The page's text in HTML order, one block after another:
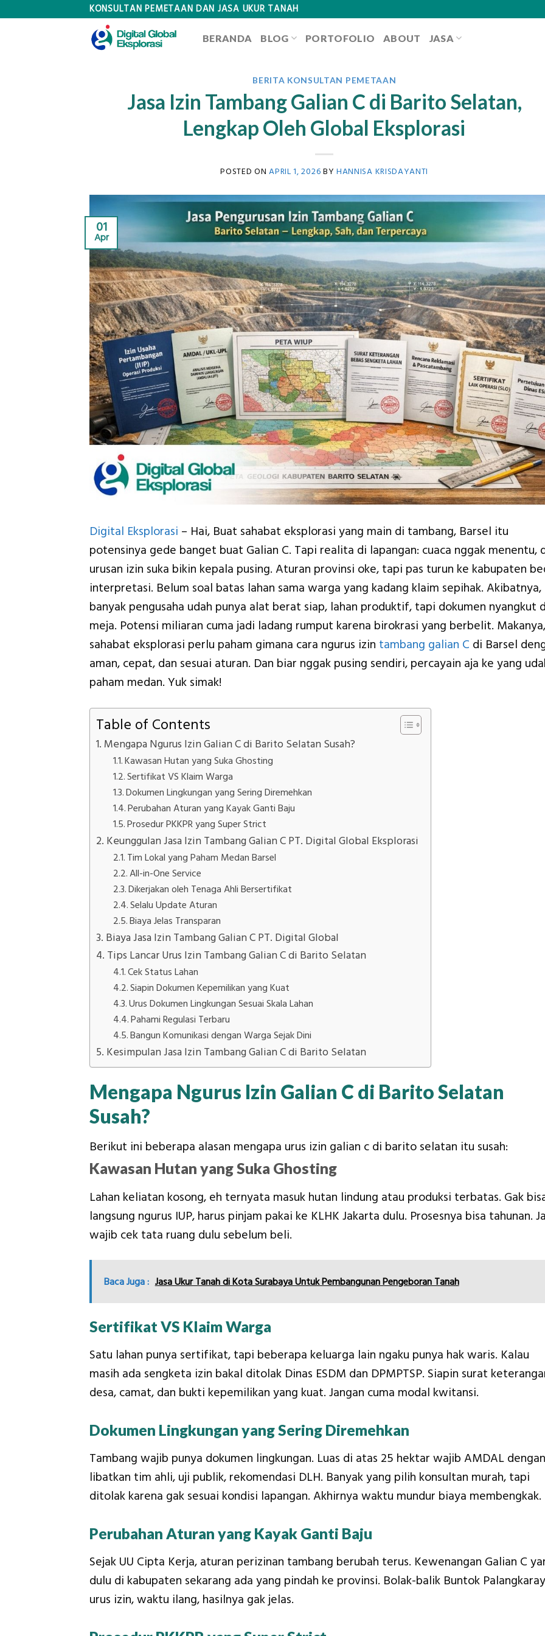
KONSULTAN PEMETAAN DAN JASA UKUR TANAH
BERANDA BLOG PORTOFOLIO ABOUT JASA
BERITA KONSULTAN PEMETAAN
Jasa Izin Tambang Galian C di Barito Selatan,
Lengkap Oleh Global Eksplorasi
POSTED ONAPRIL 1, 2026 BYHANNISA KRISDAYANTI
01
Apr
Digital Eksplorasi – Hai, Buat sahabat eksplorasi yang main di tambang, Barsel itu
potensinya gede banget buat Galian C. Tapi realita di lapangan: cuaca nggak menentu,
urusan izin suka bikin kepala pusing. Aturan provinsi oke, tapi pas turun ke kabupaten
interpretasi. Belum soal batas lahan sama warga yang kadang klaim sepihak. Akibatnya,
banyak pengusaha udah punya alat berat siap, lahan produktif, tapi dokumen nyangkut
meja. Potensi miliaran cuma jadi ladang rumput karena birokrasi yang berbelit. Makanya,
sahabat eksplorasi perlu paham gimana cara ngurus izin tambang galian C di Barsel
aman, cepat, dan sesuai aturan. Dan biar nggak pusing sendiri, percayain aja ke yang
paham medan. Yuk simak!
Table of Contents
Mengapa Ngurus Izin Galian C di Barito Selatan Susah?
Kawasan Hutan yang Suka Ghosting
Sertifikat VS Klaim Warga
Dokumen Lingkungan yang Sering Diremehkan
Perubahan Aturan yang Kayak Ganti Baju
Prosedur PKKPR yang Super Strict
Keunggulan Jasa Izin Tambang Galian C PT. Digital Global Eksplorasi
Tim Lokal yang Paham Medan Barsel
All-in-One Service
Dikerjakan oleh Tenaga Ahli Bersertifikat
Selalu Update Aturan
Biaya Jelas Transparan
Biaya Jasa Izin Tambang Galian C PT. Digital Global
Tips Lancar Urus Izin Tambang Galian C di Barito Selatan
Cek Status Lahan
Siapin Dokumen Kepemilikan yang Kuat
Urus Dokumen Lingkungan Sesuai Skala Lahan
Pahami Regulasi Terbaru
Bangun Komunikasi dengan Warga Sejak Dini
Kesimpulan Jasa Izin Tambang Galian C di Barito Selatan
Mengapa Ngurus Izin Galian C di Barito Selatan
Susah?
Berikut ini beberapa alasan mengapa urus izin galian c di barito selatan itu susah:
Kawasan Hutan yang Suka Ghosting
Lahan keliatan kosong, eh ternyata masuk hutan lindung atau produksi terbatas. Gak
langsung ngurus IUP, harus pinjam pakai ke KLHK Jakarta dulu. Prosesnya bisa tahunan.
wajib cek tata ruang dulu sebelum beli.
Baca Juga : Jasa Ukur Tanah di Kota Surabaya Untuk Pembangunan Pengeboran Tanah
Sertifikat VS Klaim Warga
Satu lahan punya sertifikat, tapi beberapa keluarga lain ngaku punya hak waris. Kalau
masih ada sengketa izin bakal ditolak Dinas ESDM dan DPMPTSP. Siapin surat
desa, camat, dan bukti kepemilikan yang kuat. Jangan cuma modal kwitansi.
Dokumen Lingkungan yang Sering Diremehkan
Tambang wajib punya dokumen lingkungan. Luas di atas 25 hektar wajib AMDAL dengan
libatkan tim ahli, uji publik, rekomendasi DLH. Banyak yang pilih konsultan murah, tapi
ditolak karena gak sesuai kondisi lapangan. Akhirnya waktu mundur biaya membengkak.
Perubahan Aturan yang Kayak Ganti Baju
Sejak UU Cipta Kerja, aturan perizinan tambang berubah terus. Kewenangan Galian C
dulu di kabupaten sekarang ada yang pindah ke provinsi. Bolak-balik Buntok
urus izin, waktu ilang, hasilnya gak jelas.